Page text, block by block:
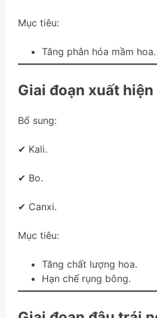
Mục tiêu:
Tăng phân hóa mầm hoa.
Giai đoạn xuất hiện
Bổ sung:
✔ Kali.
✔ Bo.
✔ Canxi.
Mục tiêu:
Tăng chất lượng hoa.
Hạn chế rụng bông.